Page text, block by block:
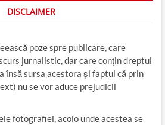
DISCLAIMER
poze spre publicare, care
jurnalistic, dar care conțin dreptul
însă sursa acestora și faptul că prin
nu se vor aduce prejudicii
fotografiei, acolo unde acestea se